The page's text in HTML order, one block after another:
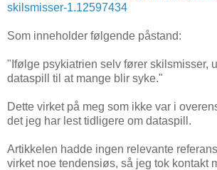
skilsmisser-1.12597434
Som inneholder følgende påstand:
"Ifølge psykiatrien selv fører skilsmisser,
dataspill til at mange blir syke."
Dette virket på meg som ikke var i
det jeg har lest tidligere om dataspill.
Artikkelen hadde ingen relevante
virket noe tendensiøs, så jeg tok kontakt